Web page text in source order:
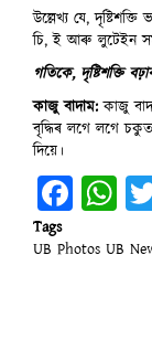
উল্লেখ্য যে,
চি, ই আৰু লুটেইন
গতিকে, দৃষ্টিশক্তি
কাজু বাদাম: কাজু
বৃদ্ধিৰ লগে লগে
দিয়ে।
Tags
UB Photos UB